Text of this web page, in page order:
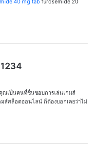
:
ณเป็นคนที่ชื่นชอบการเล่นเกมส์
มส์สล็อตออนไลน์ ก็ต้องบอกเลยว่าไม่